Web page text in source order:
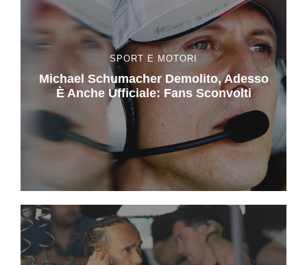
SPORT E MOTORI
Michael Schumacher Demolito, Adesso
È Anche Ufficiale: Fans Sconvolti